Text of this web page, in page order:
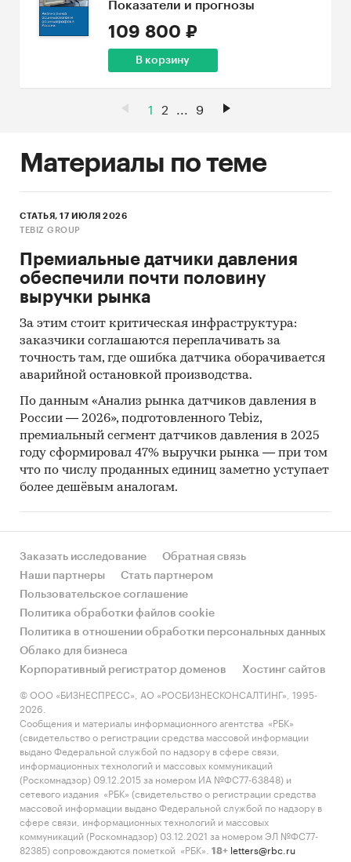
Показатели и прогнозы
109 800 ₽
В корзину
1 2 ... 9
Материалы по теме
СТАТЬЯ, 17 ИЮЛЯ 2026
TEBIZ GROUP
Премиальные датчики давления
обеспечили почти половину
выручки рынка
За этим стоит критическая инфраструктура:
заказчики соглашаются переплачивать за
точность там, где ошибка датчика оборачивается
аварийной остановкой производства.
По данным «Анализ рынка датчиков давления в
России — 2026», подготовленного Tebiz,
премиальный сегмент датчиков давления в 2025
году сформировал 47% выручки рынка — при том
что по числу проданных единиц заметно уступает
более дешёвым аналогам.
Заказать исследование
Обратная связь
Наши партнеры
Стать партнером
Пользовательское соглашение
Политика обработки файлов cookie
Политика в отношении обработки персональных данных
Облако для бизнеса
Корпоративный регистратор доменов
Хостинг сайтов
© ООО «БИЗНЕСПРЕСС», АО «РОСБИЗНЕСКОНСАЛТИНГ», 1995-
2026.
Сообщения и материалы информационного агентства «РБК»
(свидетельство о регистрации средства массовой информации
выдано Федеральной службой по надзору в сфере связи,
информационных технологий и массовых коммуникаций
(Роскомнадзор) 09.12.2015 за номером ИА №ФС77-63848) и
сетевого издания «РБК» (свидетельство о регистрации средства
массовой информации выдано Федеральной службой по надзору в
сфере связи, информационных технологий и массовых
коммуникаций (Роскомнадзор) 03.12.2021 за номером ЭЛ №ФС77-
82385) сопровождаются пометкой «РБК».
18+ letters@rbc.ru